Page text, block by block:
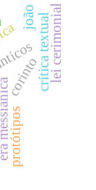
corintocrítica textual
protótipos
lei cerimonial
joão